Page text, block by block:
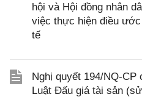
hội và Hội đồng nhân
việc thực hiện điều
tế
Nghị quyết 194/NQ-CP
Luật Đấu giá tài sản